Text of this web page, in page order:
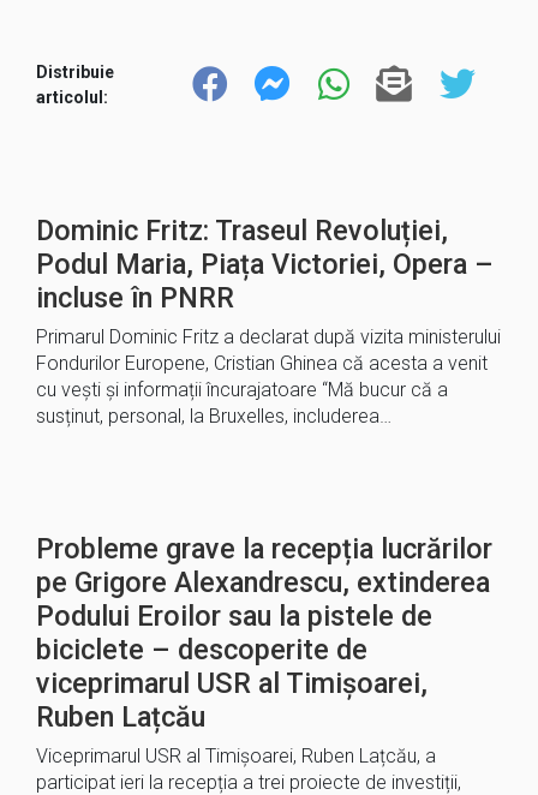
Distribuie
articolul:
Dominic Fritz: Traseul Revoluției,
Podul Maria, Piața Victoriei, Opera –
incluse în PNRR
Primarul Dominic Fritz a declarat după vizita ministerului
Fondurilor Europene, Cristian Ghinea că acesta a venit
cu vești și informații încurajatoare “Mă bucur că a
susținut, personal, la Bruxelles, includerea…
Probleme grave la recepția lucrărilor
pe Grigore Alexandrescu, extinderea
Podului Eroilor sau la pistele de
biciclete – descoperite de
viceprimarul USR al Timișoarei,
Ruben Lațcău
Viceprimarul USR al Timișoarei, Ruben Lațcău, a
participat ieri la recepția a trei proiecte de investiții,